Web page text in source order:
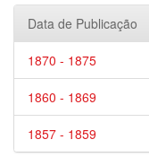
Data de Publicação
1870 - 1875
1860 - 1869
1857 - 1859